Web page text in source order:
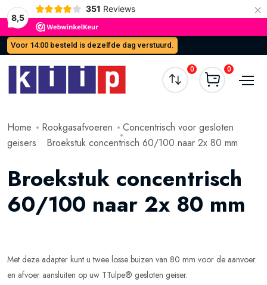
8,5
351 Reviews ×
Voor 14:00 besteld is dezelfde dag verstuurd.
0 0
Home Rookgasafvoeren
Concentrisch voor gesloten
geisers
Broekstuk concentrisch 60/100 naar 2x 80 mm
Broekstuk concentrisch
60/100 naar 2x 80 mm
Met deze adapter kunt u twee losse buizen van 80 mm voor de aanvoer
en afvoer aansluiten op uw TTulpe® gesloten geiser.